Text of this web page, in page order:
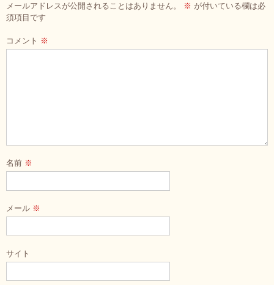
メールアドレスが公開されることはありません。 ※ が付いている欄は必
須項目です
コメント ※
名前 ※
メール ※
サイト